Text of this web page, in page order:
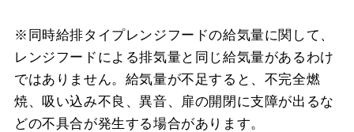
※同時給排タイプレンジフードの給気量に関して、
レンジフードによる排気量と同じ給気量があるわけ
ではありません。給気量が不足すると、不完全燃
焼、吸い込み不良、異音、扉の開閉に支障が出るな
どの不具合が発生する場合があります。